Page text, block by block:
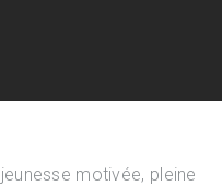
motivée, pleine